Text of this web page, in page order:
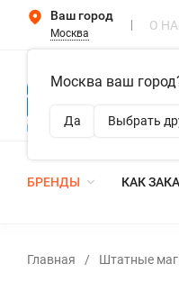
Ваш город
Москва
Москва ваш
Да Выбрать
О
БРЕНДЫ КАК
Главная / Штатные